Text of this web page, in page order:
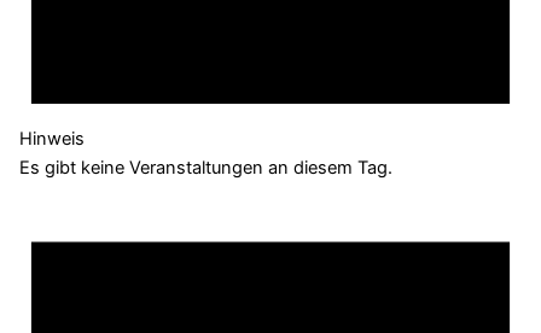
Hinweis
Es gibt keine Veranstaltungen an diesem Tag.